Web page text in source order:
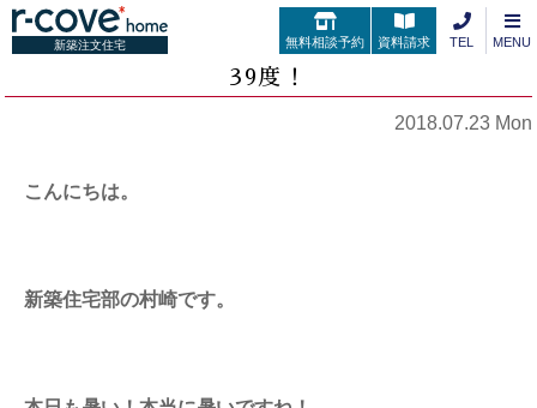
新築注文住宅 無料相談予約 資料請求 TEL MENU
39度！
2018.07.23 Mon
こんにちは。
新築住宅部の村崎です。